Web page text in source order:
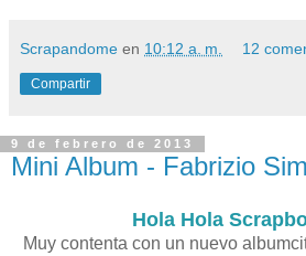
Scrapandome en 10:12 a. m. 12
Compartir
9 de febrero de 2013
Mini Album - Fabrizio
Hola Hola
Muy contenta con un nuevo